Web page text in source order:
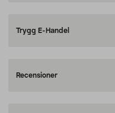
Trygg E-Handel
Recensioner